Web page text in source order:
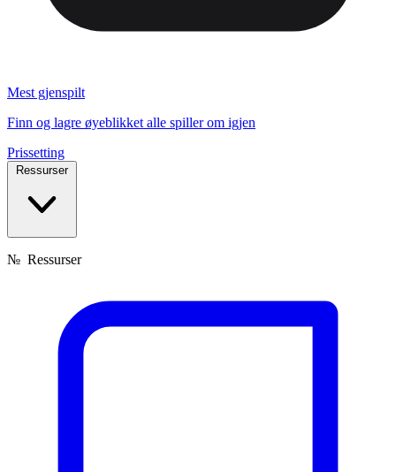
Mest gjenspilt
Finn og lagre øyeblikket alle spiller om igjen
Prissetting
Ressurser
№ Ressurser